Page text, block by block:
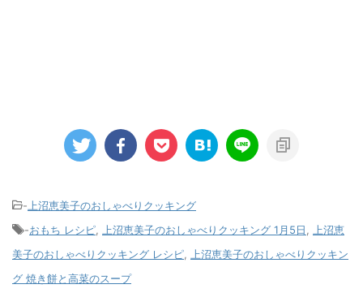
- 上沼恵美子のおしゃべりクッキング
-おもち レシピ 上沼恵美子のおしゃべりクッキング 1月5日
上沼恵
美子のおしゃべりクッキング レシピ
上沼恵美子のおしゃべりクッキン
グ 焼き餅と高菜のスープ